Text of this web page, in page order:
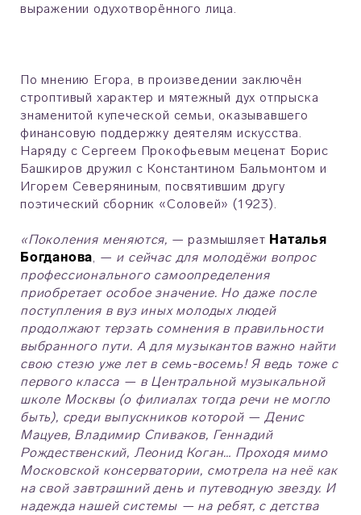
выражении одухотворённого лица.
По мнению Егора, в произведении заключён
строптивый характер и мятежный дух отпрыска
знаменитой купеческой семьи, оказывавшего
финансовую поддержку деятелям искусства.
Наряду с Сергеем Прокофьевым меценат Борис
Башкиров дружил с Константином Бальмонтом и
Игорем Северяниным, посвятившим другу
поэтический сборник «Соловей» (1923).
«Поколения меняются, — размышляет Наталья
Богданова, — и сейчас для молодёжи вопрос
профессионального самоопределения
приобретает особое значение. Но даже после
поступления в вуз иных молодых людей
продолжают терзать сомнения в правильности
выбранного пути. А для музыкантов важно найти
свою стезю уже лет в семь-восемь! Я ведь тоже с
первого класса — в Центральной музыкальной
школе Москвы (о филиалах тогда речи не могло
быть), среди выпускников которой — Денис
Мацуев, Владимир Спиваков, Геннадий
Рождественский, Леонид Коган… Проходя мимо
Московской консерватории, смотрела на неё как
на свой завтрашний день и путеводную звезду. И
надежда нашей системы — на ребят, с детства